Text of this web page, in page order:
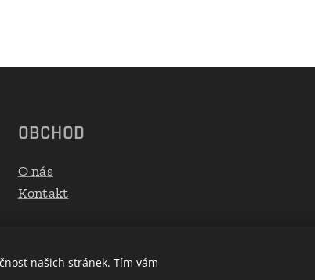
OBCHOD
O nás
Kontakt
našich stránek. Tím vám